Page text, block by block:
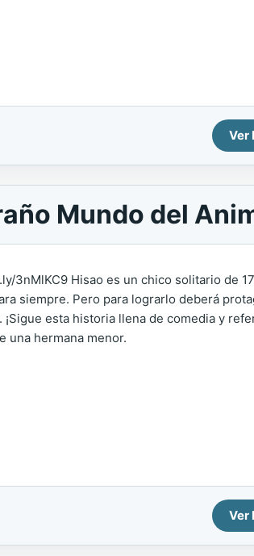
Ver
Mundo del
3nMlKC9 Hisao es un chico solitario de
siempre. Pero para lograrlo deberá
esta historia llena de comedia y
una hermana menor.
Ver